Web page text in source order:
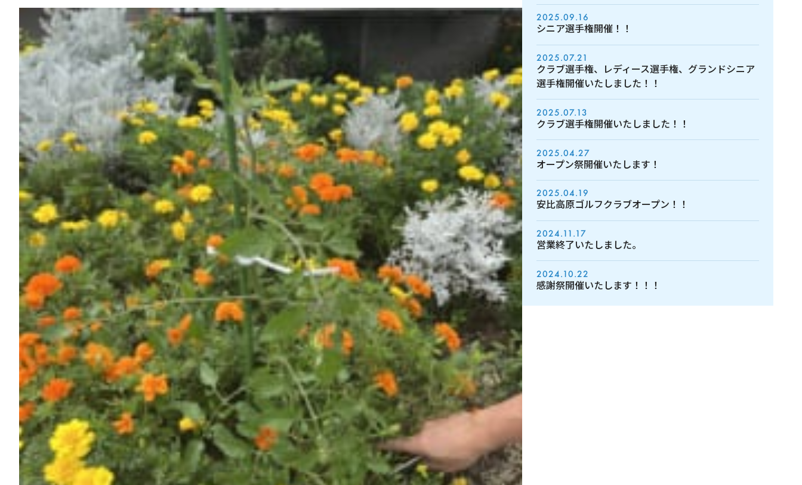
2025.09.16
シニア選手権開催！！
2025.07.21
クラブ選手権、レディース選手権、グランドシニア
選手権開催いたしました！！
2025.07.13
クラブ選手権開催いたしました！！
2025.04.27
オープン祭開催いたします！
2025.04.19
安比高原ゴルフクラブオープン！！
2024.11.17
営業終了いたしました。
2024.10.22
感謝祭開催いたします！！！